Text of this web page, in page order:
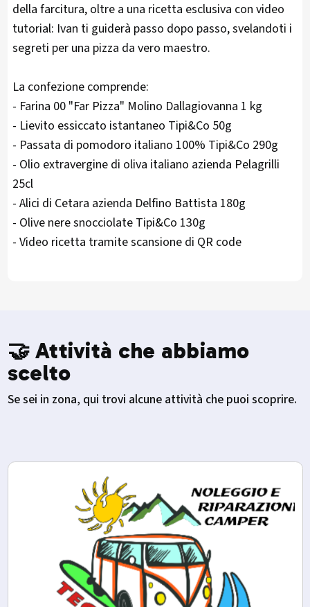
della farcitura, oltre a una ricetta esclusiva con video
tutorial: Ivan ti guiderà passo dopo passo, svelandoti i
segreti per una pizza da vero maestro.
La confezione comprende:
- Farina 00 "Far Pizza" Molino Dallagiovanna 1 kg
- Lievito essiccato istantaneo Tipi&Co 50g
- Passata di pomodoro italiano 100% Tipi&Co 290g
- Olio extravergine di oliva italiano azienda Pelagrilli
25cl
- Alici di Cetara azienda Delfino Battista 180g
- Olive nere snocciolate Tipi&Co 130g
- Video ricetta tramite scansione di QR code
🤝 Attività che abbiamo
scelto
Se sei in zona, qui trovi alcune attività che puoi scoprire.